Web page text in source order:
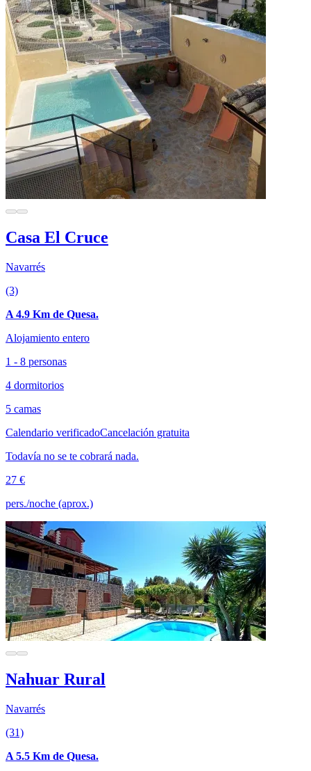
Casa El Cruce
Navarrés
(3)
A 4.9 Km de Quesa.
Alojamiento entero
1 - 8 personas
4 dormitorios
5 camas
Calendario verificadoCancelación gratuita
Todavía no se te cobrará nada.
27 €
pers./noche (aprox.)
Nahuar Rural
Navarrés
(31)
A 5.5 Km de Quesa.